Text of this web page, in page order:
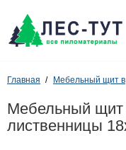
Главная Мебельный щит в
Мебельный
лиственницы